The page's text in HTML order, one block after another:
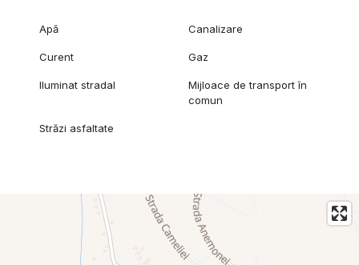
Apă Canalizare
Curent Gaz
Iluminat stradal
Mijloace de transport în
comun
Străzi asfaltate